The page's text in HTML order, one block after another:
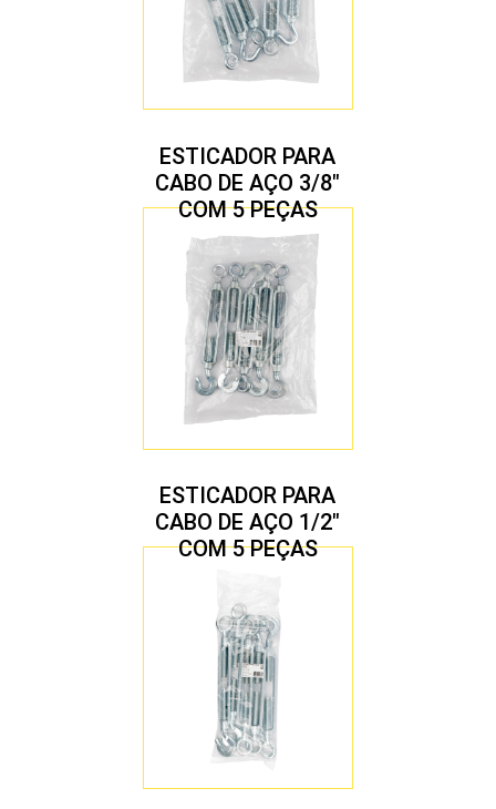
ESTICADOR PARA
CABO DE AÇO 3/8″
COM 5 PEÇAS
ESTICADOR PARA
CABO DE AÇO 1/2″
COM 5 PEÇAS